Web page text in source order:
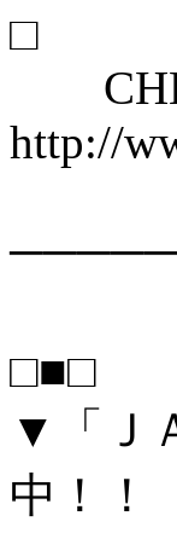
□
http://
□■□
□■□
▼「Ｊ
中！！